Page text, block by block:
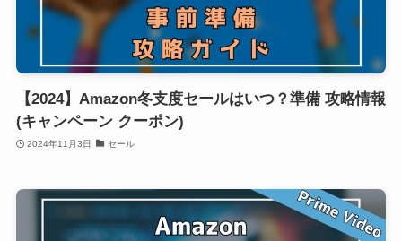
【2024】Amazon冬支度セールはいつ？準備 攻略情報
(キャンペーン クーポン)
2024年11月3日 セール